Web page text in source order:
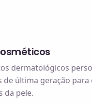
dermatológicos
de última geração para
da pele.